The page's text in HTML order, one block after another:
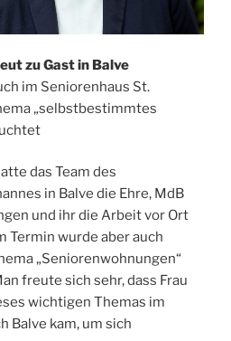
zu Gast in Balve
im Seniorenhaus St.
„selbstbestimmtes
das Team des
in Balve die Ehre, MdB
und ihr die Arbeit vor Ort
Termin wurde aber auch
„Seniorenwohnungen“
freute sich sehr, dass Frau
wichtigen Themas im
Balve kam, um sich